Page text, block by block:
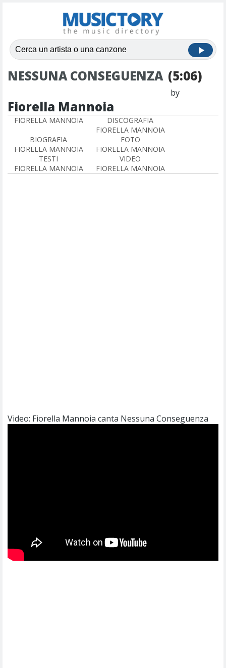
NESSUNA CONSEGUENZA (5:06)
by
Fiorella Mannoia
FIORELLA MANNOIA
DISCOGRAFIA
FIORELLA MANNOIA
BIOGRAFIA
FIORELLA MANNOIA
FOTO
FIORELLA MANNOIA
TESTI
FIORELLA MANNOIA
VIDEO
FIORELLA MANNOIA
Video: Fiorella Mannoia canta Nessuna Conseguenza